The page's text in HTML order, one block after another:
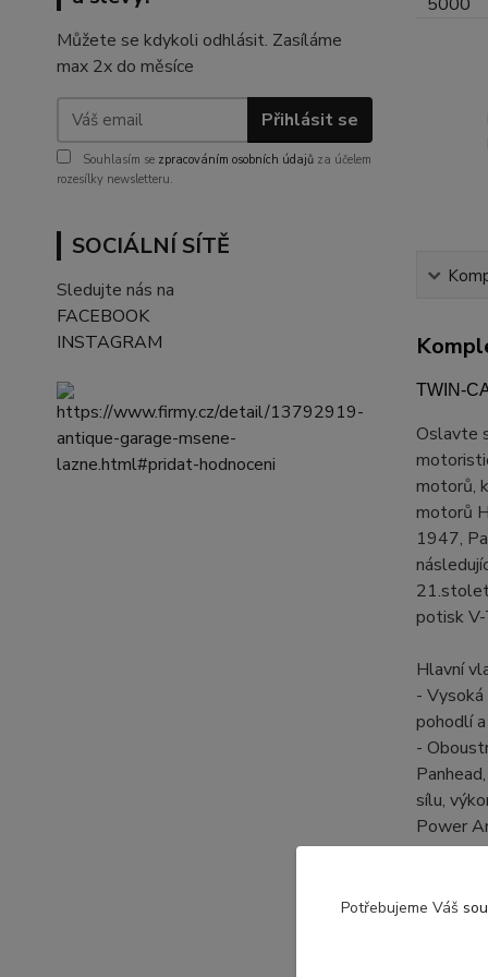
Můžete se kdykoli odhlásit. Zasíláme
max 2x do měsíce
Přihlásit se
Souhlasím se zpracováním osobních údajů za účelem
rozesílky newsletteru.
SOCIÁLNÍ SÍTĚ
Sledujte nás na
FACEBOOK
INSTAGRAM
TWIN-
Oslavte
motorů,
motorů
1947,
potisk
Hlavní
-
pohodlí
-
sílu,
Power
- Unisex
-
Potřebujeme Váš